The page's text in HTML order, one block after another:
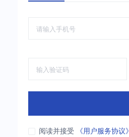
阅读并接受 《用户服务协议》